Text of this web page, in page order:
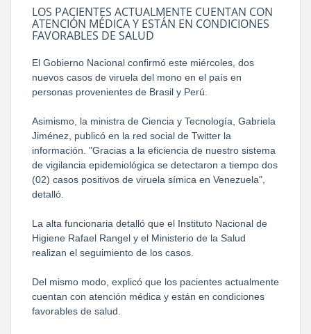
LOS PACIENTES ACTUALMENTE CUENTAN CON
ATENCIÓN MÉDICA Y ESTÁN EN CONDICIONES
FAVORABLES DE SALUD
El Gobierno Nacional confirmó este miércoles, dos
nuevos casos de viruela del mono en el país en
personas provenientes de Brasil y Perú.
Asimismo, la ministra de Ciencia y Tecnología, Gabriela
Jiménez, publicó en la red social de Twitter la
información. "Gracias a la eficiencia de nuestro sistema
de vigilancia epidemiológica se detectaron a tiempo dos
(02) casos positivos de viruela símica en Venezuela",
detalló.
La alta funcionaria detalló que el Instituto Nacional de
Higiene Rafael Rangel y el Ministerio de la Salud
realizan el seguimiento de los casos.
Del mismo modo, explicó que los pacientes actualmente
cuentan con atención médica y están en condiciones
favorables de salud.